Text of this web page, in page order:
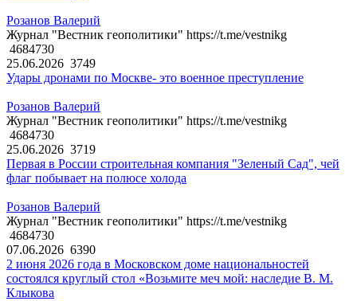
Розанов Валерий
Журнал "Вестник геополитики" https://t.me/vestnikg
4684730
25.06.2026 3749
Удары дронами по Москве- это военное преступление
Розанов Валерий
Журнал "Вестник геополитики" https://t.me/vestnikg
4684730
25.06.2026 3719
Первая в России строительная компания "Зеленый Сад", чей
флаг побывает на полюсе холода
Розанов Валерий
Журнал "Вестник геополитики" https://t.me/vestnikg
4684730
07.06.2026 6390
2 июня 2026 года в Московском доме национальностей
состоялся круглый стол «Возьмите меч мой: наследие В. М.
Клыкова